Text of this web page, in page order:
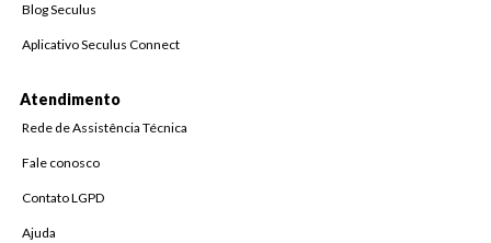
Blog Seculus
Aplicativo Seculus Connect
Atendimento
Rede de Assistência Técnica
Fale conosco
Contato LGPD
Ajuda